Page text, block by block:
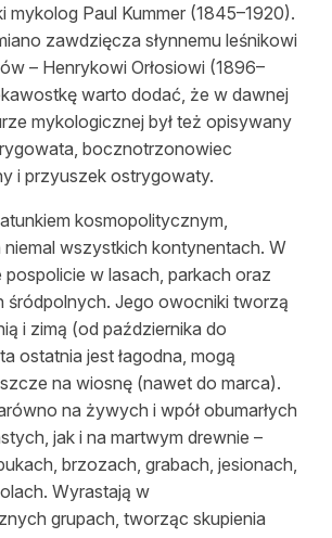
mykolog Paul Kummer (1845–1920).
zawdzięcza słynnemu leśnikowi
– Henrykowi Orłosiowi (1896–
warto dodać, że w dawnej
mykologicznej był też opisywany
bocznotrzonowiec
i przyuszek ostrygowaty.
kosmopolitycznym,
wszystkich kontynentach. W
pospolicie w lasach, parkach oraz
śródpolnych. Jego owocniki tworzą
i zimą (od października do
ostatnia jest łagodna, mogą
na wiosnę (nawet do marca).
na żywych i wpół obumarłych
jak i na martwym drewnie –
brzozach, grabach, jesionach,
Wyrastają w
grupach, tworząc skupienia